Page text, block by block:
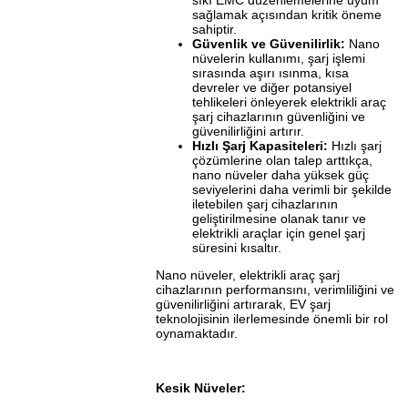
sağlamak açısından kritik öneme
sahiptir.
Güvenlik ve Güvenilirlik: Nano
nüvelerin kullanımı, şarj işlemi
sırasında aşırı ısınma, kısa
devreler ve diğer potansiyel
tehlikeleri önleyerek elektrikli araç
şarj cihazlarının güvenliğini ve
güvenilirliğini artırır.
Hızlı Şarj Kapasiteleri: Hızlı şarj
çözümlerine olan talep arttıkça,
nano nüveler daha yüksek güç
seviyelerini daha verimli bir şekilde
iletebilen şarj cihazlarının
geliştirilmesine olanak tanır ve
elektrikli araçlar için genel şarj
süresini kısaltır.
Nano nüveler, elektrikli araç şarj
cihazlarının performansını, verimliliğini ve
güvenilirliğini artırarak, EV şarj
teknolojisinin ilerlemesinde önemli bir rol
oynamaktadır.
Kesik Nüveler: